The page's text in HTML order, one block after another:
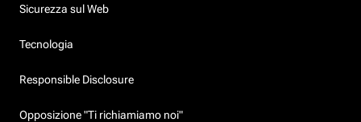
Sicurezza sul Web
Tecnologia
Responsible Disclosure
Opposizione "Ti richiamiamo noi"